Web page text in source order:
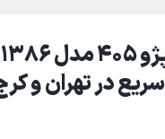
در تهران و